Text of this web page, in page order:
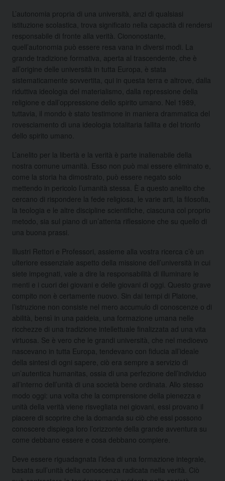
L’autonomia propria di una università, anzi di qualsiasi
istituzione scolastica, trova significato nella capacità di rendersi
responsabile di fronte alla verità. Ciononostante,
quell’autonomia può essere resa vana in diversi modi. La
grande tradizione formativa, aperta al trascendente, che è
all’origine delle università in tutta Europa, è stata
sistematicamente sovvertita, qui in questa terra e altrove, dalla
riduttiva ideologia del materialismo, dalla repressione della
religione e dall’oppressione dello spirito umano. Nel 1989,
tuttavia, il mondo è stato testimone in maniera drammatica del
rovesciamento di una ideologia totalitaria fallita e del trionfo
dello spirito umano.
L’anelito per la libertà e la verità è parte inalienabile della
nostra comune umanità. Esso non può mai essere eliminato e,
come la storia ha dimostrato, può essere negato solo
mettendo in pericolo l’umanità stessa. È a questo anelito che
cercano di rispondere la fede religiosa, le varie arti, la filosofia,
la teologia e le altre discipline scientifiche, ciascuna col proprio
metodo, sia sul piano di un’attenta riflessione che su quello di
una buona prassi.
Illustri Rettori e Professori, assieme alla vostra ricerca c’è un
ulteriore essenziale aspetto della missione dell’università in cui
siete impegnati, vale a dire la responsabilità di illuminare le
menti e i cuori dei giovani e delle giovani di oggi. Questo grave
compito non è certamente nuovo. Sin dai tempi di Platone,
l’istruzione non consiste nel mero accumulo di conoscenze o di
abilità, bensì in una paideia, una formazione umana nelle
ricchezze di una tradizione intellettuale finalizzata ad una vita
virtuosa. Se è vero che le grandi università, che nel medioevo
nascevano in tutta Europa, tendevano con fiducia all’ideale
della sintesi di ogni sapere, ciò era sempre a servizio di
un’autentica humanitas, ossia di una perfezione dell’individuo
all’interno dell’unità di una società bene ordinata. Allo stesso
modo oggi: una volta che la comprensione della pienezza e
unità della verità viene risvegliata nei giovani, essi provano il
piacere di scoprire che la domanda su ciò che essi possono
conoscere dispiega loro l’orizzonte della grande avventura su
come debbano essere e cosa debbano compiere.
Deve essere riguadagnata l’idea di una formazione integrale,
basata sull’unità della conoscenza radicata nella verità. Ciò